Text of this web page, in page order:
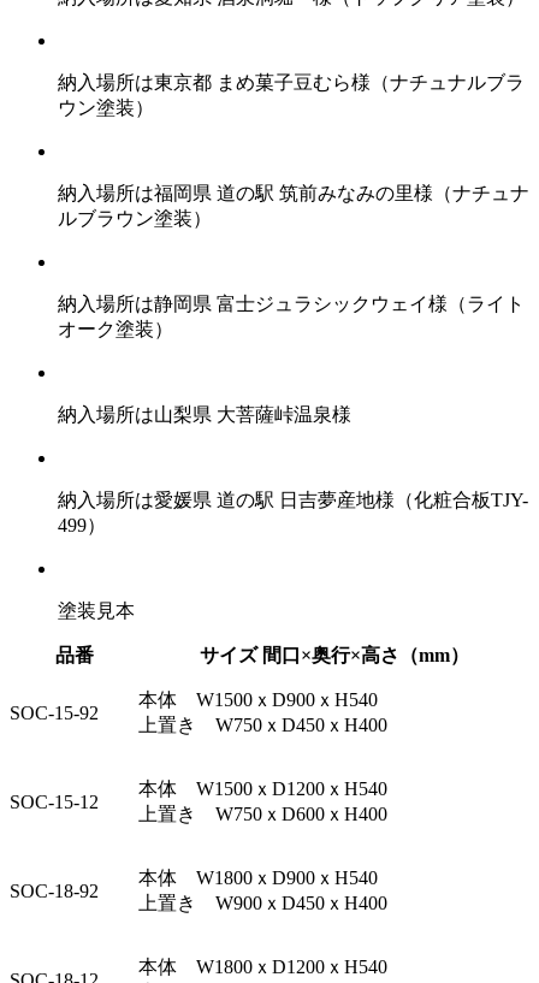
納入場所は東京都 まめ菓子豆むら様（ナチュナルブラ
ウン塗装）
納入場所は福岡県 道の駅 筑前みなみの里様（ナチュナ
ルブラウン塗装）
納入場所は静岡県 富士ジュラシックウェイ様（ライト
オーク塗装）
納入場所は山梨県 大菩薩峠温泉様
納入場所は愛媛県 道の駅 日吉夢産地様（化粧合板TJY-
499）
塗装見本
品番 サイズ 間口×奥行×高さ（mm）
SOC-15-92
本体 W1500ｘD900ｘH540
上置き W750ｘD450ｘH400
SOC-15-12
本体 W1500ｘD1200ｘH540
上置き W750ｘD600ｘH400
SOC-18-92
本体 W1800ｘD900ｘH540
上置き W900ｘD450ｘH400
本体 W1800ｘD1200ｘH540